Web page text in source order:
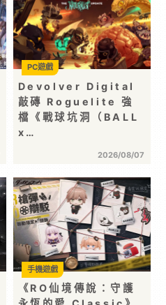
Devolver Digital
敲磚 Roguelite 強
檔《戰球坑洞（BALL
x…
2026/08/07
PC遊戲
《RO仙境傳說：守護
手機遊戲